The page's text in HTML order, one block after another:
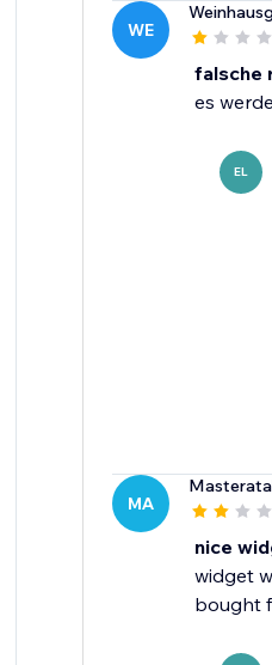
WE
falsche
es
EL
MA
nice
widget
bought